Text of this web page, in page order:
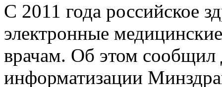
С 2011 года российское
электронные
врачам. Об этом сообщил
информатизации